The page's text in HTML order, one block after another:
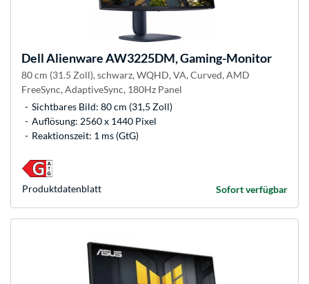
DellAlienware AW3225DM, Gaming-Monitor
80 cm (31.5 Zoll), schwarz, WQHD, VA, Curved, AMD
FreeSync, AdaptiveSync, 180Hz Panel
Sichtbares Bild: 80 cm (31,5 Zoll)
Auflösung: 2560 x 1440 Pixel
Reaktionszeit: 1 ms (GtG)
Sofort verfügbar
Produkt­datenblatt